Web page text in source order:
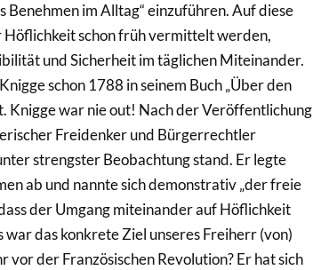
Benehmen im Alltag“ einzuführen. Auf diese
Höflichkeit schon früh vermittelt werden,
und Sicherheit im täglichen Miteinander.
schon 1788 in seinem Buch „Über den
Knigge war nie out! Nach der Veröffentlichung
Freidenker und Bürgerrechtler
strengster Beobachtung stand. Er legte
ab und nannte sich demonstrativ „der freie
der Umgang miteinander auf Höflichkeit
das konkrete Ziel unseres Freiherr (von)
vor der Französischen Revolution? Er hat sich